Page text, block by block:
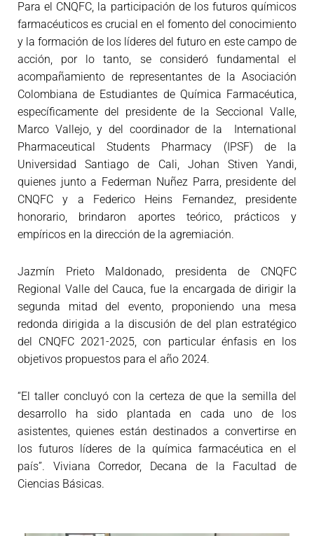
Para el CNQFC, la participación de los futuros químicos
farmacéuticos es crucial en el fomento del conocimiento
y la formación de los líderes del futuro en este campo de
acción, por lo tanto, se consideró fundamental el
acompañamiento de representantes de la Asociación
Colombiana de Estudiantes de Química Farmacéutica,
específicamente del presidente de la Seccional Valle,
Marco Vallejo, y del coordinador de la International
Pharmaceutical Students Pharmacy (IPSF) de la
Universidad Santiago de Cali, Johan Stiven Yandi,
quienes junto a Federman Nuñez Parra, presidente del
CNQFC y a Federico Heins Fernandez, presidente
honorario, brindaron aportes teórico, prácticos y
empíricos en la dirección de la agremiación.
Jazmín Prieto Maldonado, presidenta de CNQFC
Regional Valle del Cauca, fue la encargada de dirigir la
segunda mitad del evento, proponiendo una mesa
redonda dirigida a la discusión de del plan estratégico
del CNQFC 2021-2025, con particular énfasis en los
objetivos propuestos para el año 2024.
“El taller concluyó con la certeza de que la semilla del
desarrollo ha sido plantada en cada uno de los
asistentes, quienes están destinados a convertirse en
los futuros líderes de la química farmacéutica en el
país”. Viviana Corredor, Decana de la Facultad de
Ciencias Básicas.